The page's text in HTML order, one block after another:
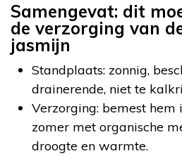
Samengevat: dit
de verzorging van
jasmijn
Standplaats: zonnig,
drainerende, niet te
Verzorging: bemest hem
zomer met organische
droogte en warmte.